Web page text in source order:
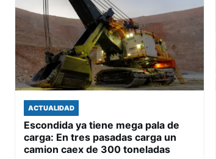
ACTUALIDAD
Escondida ya tiene mega pala de
carga: En tres pasadas carga un
camion caex de 300 toneladas